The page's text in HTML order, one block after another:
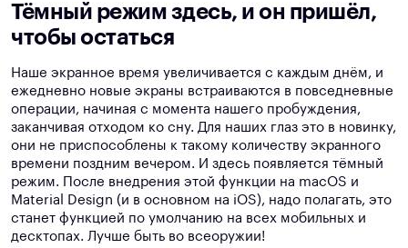
Тёмный режим здесь, и он пришёл,
чтобы остаться
Наше экранное время увеличивается с каждым днём, и
ежедневно новые экраны встраиваются в повседневные
операции, начиная с момента нашего пробуждения,
заканчивая отходом ко сну. Для наших глаз это в новинку,
они не приспособлены к такому количеству экранного
времени поздним вечером. И здесь появляется тёмный
режим. После внедрения этой функции на macOS и
Material Design (и в основном на iOS), надо полагать, это
станет функцией по умолчанию на всех мобильных и
десктопах. Лучше быть во всеоружии!